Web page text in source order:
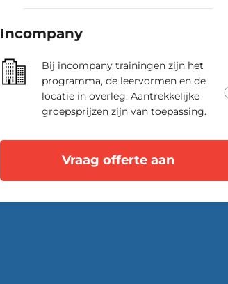
Incompany
Bij incompany trainingen zijn het
programma, de leervormen en de
locatie in overleg. Aantrekkelijke
groepsprijzen zijn van toepassing.
Als opleider denken we graag
jullie praktijksituatie.
Vraag offerte aan